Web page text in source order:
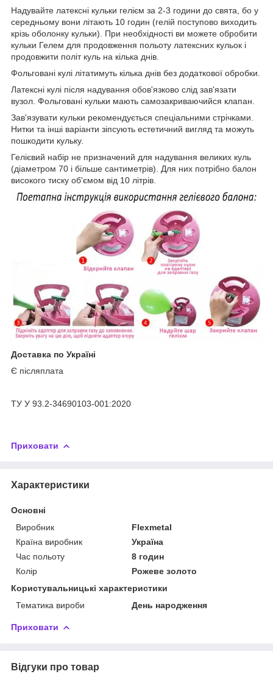
Надувайте латексні кульки гелієм за 2-3 години до свята, бо у
середньому вони літають 10 годин (гелій поступово виходить
крізь оболонку кульки). При необхідності ви можете обробити
кульки Гелем для продовження польоту латексних кульок і
продовжити політ куль на кілька днів.
Фольговані кулі літатимуть кілька днів без додаткової обробки.
Латексні кулі після надування обов'язково слід зав'язати
вузол. Фольговані кульки мають самозакриваючийся клапан.
Зав'язувати кульки рекомендується спеціальними стрічками.
Нитки та інші варіанти зіпсують естетичний вигляд та можуть
пошкодити кульку.
Гелієвий набір не призначений для надування великих куль
(діаметром 70 і більше сантиметрів). Для них потрібно балон
високого тиску об'ємом від 10 літрів.
Доставка по Україні
Є післяплата
ТУ У 93.2-34690103-001:2020
Приховати
Характеристики
Основні
Виробник
Flexmetal
Країна виробник
Україна
Час польоту
8 годин
Колір
Рожеве золото
Користувальницькі характеристики
Тематика вироби
День народження
Приховати
Відгуки про товар